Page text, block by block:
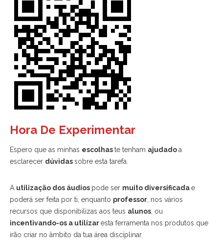
Hora De Experimentar
Espero que as minhas escolhaste tenham ajudadoa
esclarecer dúvidassobre esta tarefa.
A utilização dos áudios pode ser muito diversificadae
poderá ser feita por ti, enquanto professor , nos vários
recursos que disponibilizas aos teus alunos , ou
incentivando-os a utilizaresta ferramenta nos produtos que
irão criar no âmbito da tua área disciplinar.